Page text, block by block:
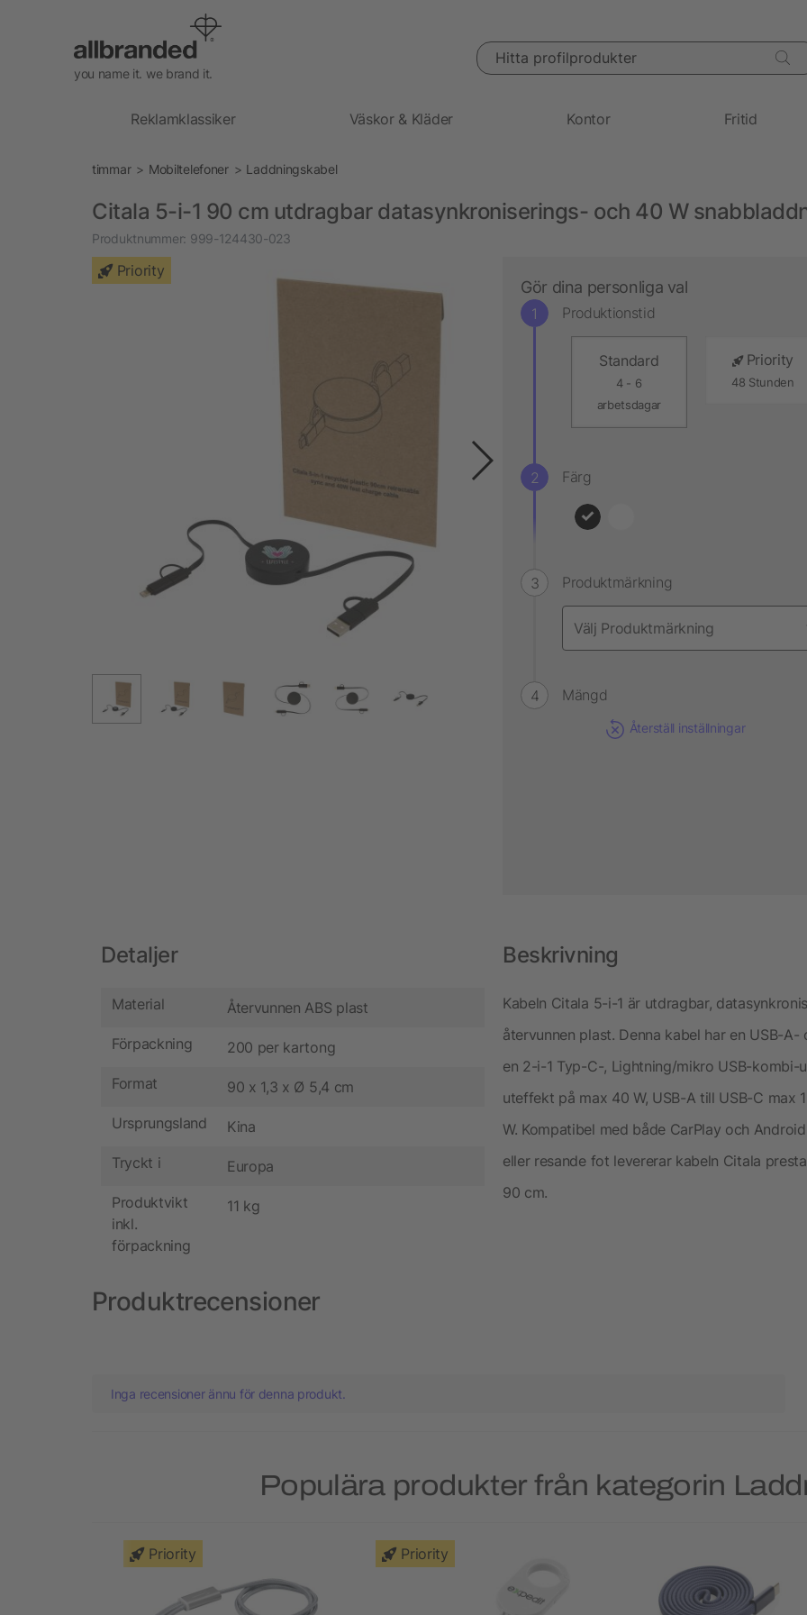
you name it. we brand it.
Hitta profilprodukter
Reklamklassiker Väskor & Kläder Kontor Fritid
timmar Mobiltelefoner Laddningskabel
Citala 5-i-1 90 cm utdragbar datasynkroniserings- och 40 W
Produktnummer: 999-124430-023
Priority
Gör dina personliga val
Produktionstid
Standard
4 - 6
arbetsdagar
Priority
48 Stunden
Färg
Produktmärkning
Mängd
Återställ inställningar
Detaljer
Material Återvunnen ABS plast
Förpackning 200 per kartong
Format 90 x 1,3 x Ø 5,4 cm
Ursprungsland Kina
Tryckt i Europa
Produktvikt
inkl.
förpackning
11 kg
Beskrivning
Kabeln Citala 5-i-1 är utdragbar,
återvunnen plast. Denna kabel har en USB-
en 2-i-1 Typ-C-, Lightning/mikro USB-kombi-
uteffekt på max 40 W, USB-A till USB-C max
W. Kompatibel med både CarPlay och
eller resande fot levererar kabeln Citala
90 cm.
Produktrecensioner
Inga recensioner ännu för denna produkt.
Populära produkter från kategorin
Priority Priority